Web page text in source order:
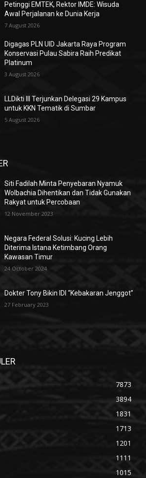
Petinggi EMTEK, Rektor IMDE: Wisuda
Awal Perjalanan ke Dunia Kerja
7 August 2026
Digagas PLN UID Jakarta Raya Program
Konservasi Pulau Sabira Raih Predikat
Platinum
3 August 2026
LLDikti III Terjunkan Delegasi 29 Kampus
untuk KKN Tematik di Sumbar
5 August 2026
Siti Fadilah Minta Penyebaran Nyamuk
Wolbachia Dihentikan dan Tidak Gunakan
Rakyat untuk Percobaan
12 November 2023
Negara Federal Solusi: Kucing Lebih
Diterima Istana Ketimbang Orang
Kawasan Timur
24 October 2024
Dokter Tony Bikin IDI “Kebakaran Jenggot”
27 February 2023
7873
3894
1831
1713
1201
1111
1015